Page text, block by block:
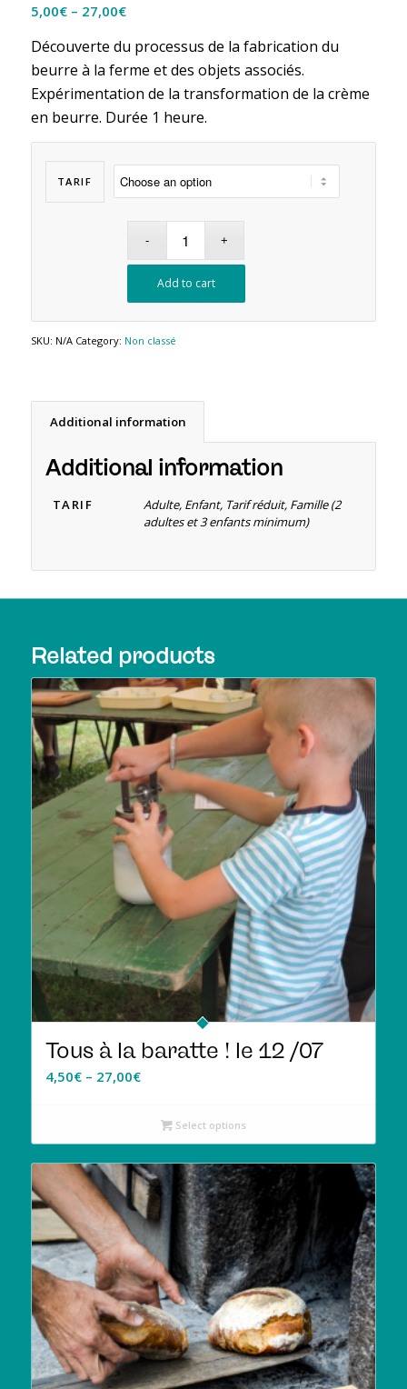
5,00€– 27,00€
Découverte du processus de la fabrication du
beurre à la ferme et des objets associés.
Expérimentation de la transformation de la crème
en beurre. Durée 1 heure.
TARIF
Add to cart
SKU: N/A Category: Non classé
Additional information
Additional information
TARIF
Adulte, Enfant, Tarif réduit, Famille (2
adultes et 3 enfants minimum)
Related products
Tous à la baratte ! le 12 /07
4,50€– 27,00€
Select options